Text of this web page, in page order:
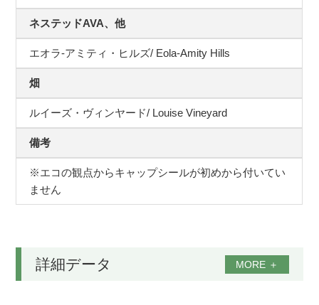
ネステッドAVA、他
エオラ-アミティ・ヒルズ/ Eola-Amity Hills
畑
ルイーズ・ヴィンヤード/ Louise Vineyard
備考
※エコの観点からキャップシールが初めから付いてい
ません
詳細データ MORE ＋